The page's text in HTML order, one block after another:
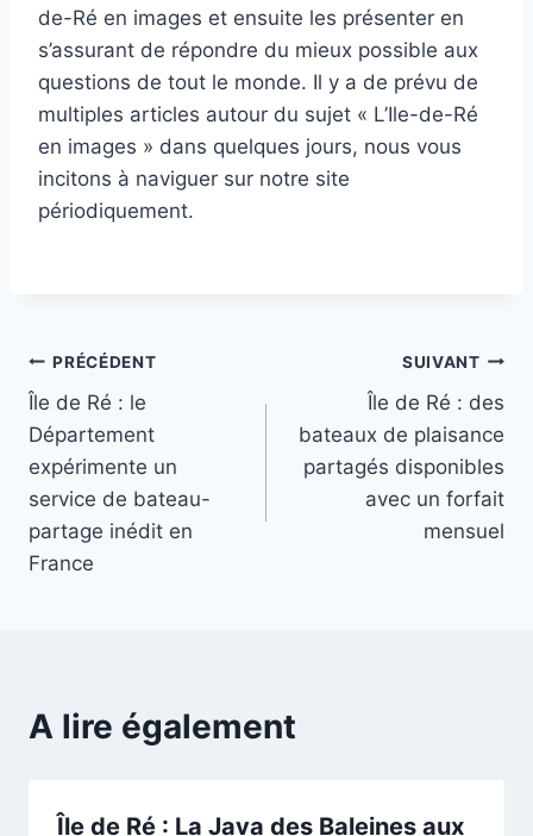
de-Ré en images et ensuite les présenter en
s’assurant de répondre du mieux possible aux
questions de tout le monde. Il y a de prévu de
multiples articles autour du sujet « L’Ile-de-Ré
en images » dans quelques jours, nous vous
incitons à naviguer sur notre site
périodiquement.
Navigation
de
l’article
PRÉCÉDENT
Île de Ré : le
Département
expérimente un
service de bateau-
partage inédit en
France
SUIVANT
Île de Ré : des
bateaux de plaisance
partagés disponibles
avec un forfait
mensuel
A lire également
Île de Ré : La Java des Baleines aux